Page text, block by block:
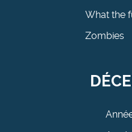
What the
Zombies